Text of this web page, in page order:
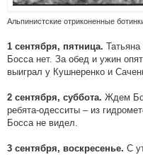
Альпинистские отриконенные
1 сентября, пятница.
Босса нет. За обед и ужин
выиграл у Кушнеренко и
2 сентября, суббота. Ждем
ребята-одесситы – из
Босса не видел.
3 сентября, воскресенье. С